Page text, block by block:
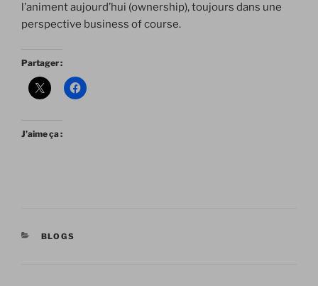
l’animent aujourd’hui (ownership), toujours dans une
perspective business of course.
Partager :
J’aime ça :
CATÉGORIES
BLOGS